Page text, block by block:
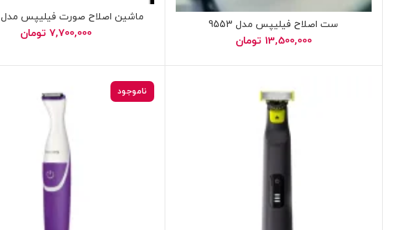
ست اصلاح فیلیپس مدل 9553
13,500,000 تومان
ماشین اصلاح صورت فیلیپس مدل X3063
7,700,000 تومان
ناموجود